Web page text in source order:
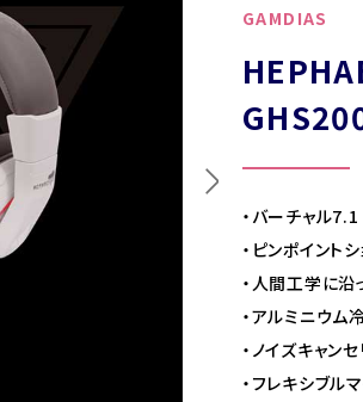
GAMDIAS
・バーチャル
・ピンポイント
・人間工学に沿
・アルミニウム
・ノイズキャン
・フレキシブル